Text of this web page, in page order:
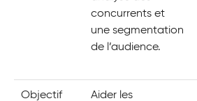
concurrents et
une segmentation
de l’audience.
Objectif
Aider les